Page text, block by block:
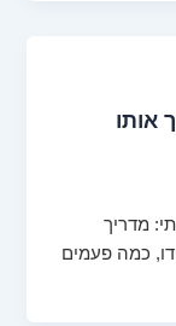
אותו
מדריך
כמה פעמים